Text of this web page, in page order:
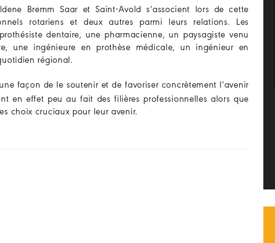
Bremm Saar et Saint-Avold s’associent lors de cette
rotariens et deux autres parmi leurs relations. Les
dentaire, une pharmacienne, un paysagiste venu
une ingénieure en prothèse médicale, un ingénieur en
régional.
façon de le soutenir et de favoriser concrètement l’avenir
en effet peu au fait des filières professionnelles alors que
choix cruciaux pour leur avenir.